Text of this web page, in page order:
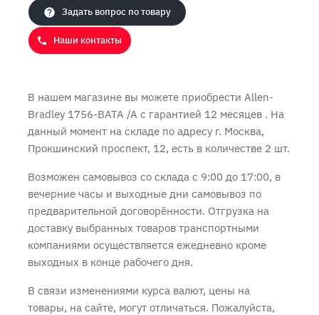
Задать вопрос по товару
Наши контакты
В нашем магазине вы можете приобрести Allen-
Bradley 1756-BATA /A с гарантией 12 месяцев . На
данный момент на складе по адресу г. Москва,
Прокшинский проспект, 12, есть в количестве 2 шт.
Возможен самовывоз со склада с 9:00 до 17:00, в
вечерние часы и выходные дни самовывоз по
предварительной договорённости. Отгрузка на
доставку выбранных товаров транспортными
компаниями осуществляется ежедневно кроме
выходных в конце рабочего дня.
В связи изменениями курса валют, цены на
товары, на сайте, могут отличаться. Пожалуйста,